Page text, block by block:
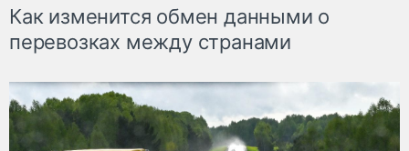
Как изменится обмен данными о
перевозках между странами